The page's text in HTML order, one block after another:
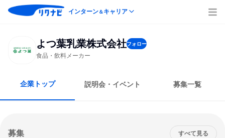
インターン＆キャリア
よつ葉乳業株式会社フォロー
食品・飲料メーカー
企業トップ 説明会・イベント 募集一覧
募集 すべて見る